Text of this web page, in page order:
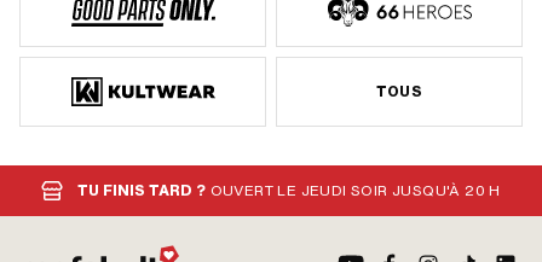
TOUS
TU FINIS TARD ? OUVERT LE JEUDI SOIR JUSQU'À 20 H